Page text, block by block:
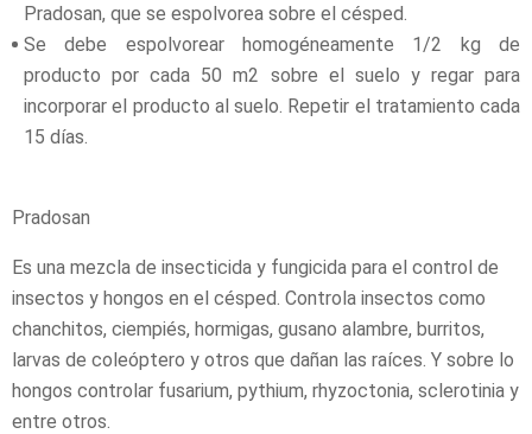
Pradosan, que se espolvorea sobre el césped.
Se debe espolvorear homogéneamente 1/2 kg de
producto por cada 50 m2 sobre el suelo y regar para
incorporar el producto al suelo. Repetir el tratamiento cada
15 días.
Pradosan
Es una mezcla de insecticida y fungicida para el control de
insectos y hongos en el césped. Controla insectos como
chanchitos, ciempiés, hormigas, gusano alambre, burritos,
larvas de coleóptero y otros que dañan las raíces. Y sobre lo
hongos controlar fusarium, pythium, rhyzoctonia, sclerotinia y
entre otros.